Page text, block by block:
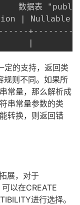
数据表
| Nullable
|
定的支持，返回类
规则不同。如果所
常量，那么解析成
串常量参数的类
转换，则返回错
展， 对于
以在CREATE
进行选择。